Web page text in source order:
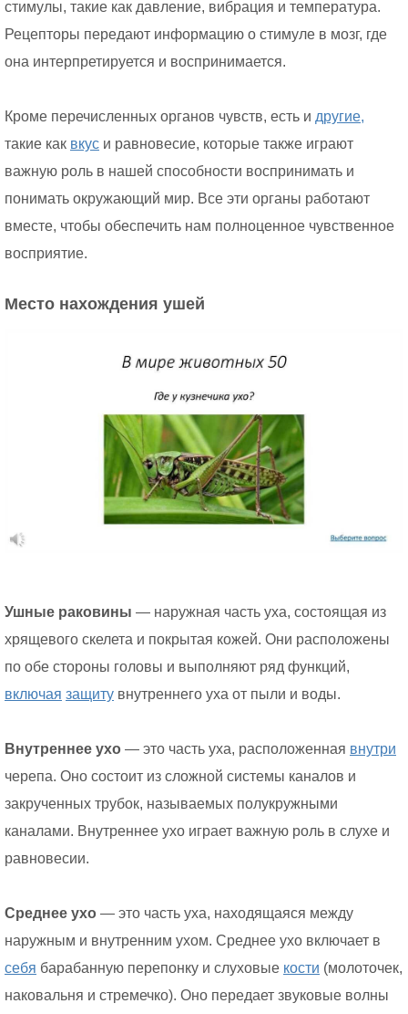
стимулы, такие как давление, вибрация и температура.
Рецепторы передают информацию о стимуле в мозг, где
она интерпретируется и воспринимается.
Кроме перечисленных органов чувств, есть и другие,
такие как вкус и равновесие, которые также играют
важную роль в нашей способности воспринимать и
понимать окружающий мир. Все эти органы работают
вместе, чтобы обеспечить нам полноценное чувственное
восприятие.
Место нахождения ушей
Ушные раковины — наружная часть уха, состоящая из
хрящевого скелета и покрытая кожей. Они расположены
по обе стороны головы и выполняют ряд функций,
включая защиту внутреннего уха от пыли и воды.
Внутреннее ухо — это часть уха, расположенная внутри
черепа. Оно состоит из сложной системы каналов и
закрученных трубок, называемых полукружными
каналами. Внутреннее ухо играет важную роль в слухе и
равновесии.
Среднее ухо — это часть уха, находящаяся между
наружным и внутренним ухом. Среднее ухо включает в
себя барабанную перепонку и слуховые кости (молоточек,
наковальня и стремечко). Оно передает звуковые волны